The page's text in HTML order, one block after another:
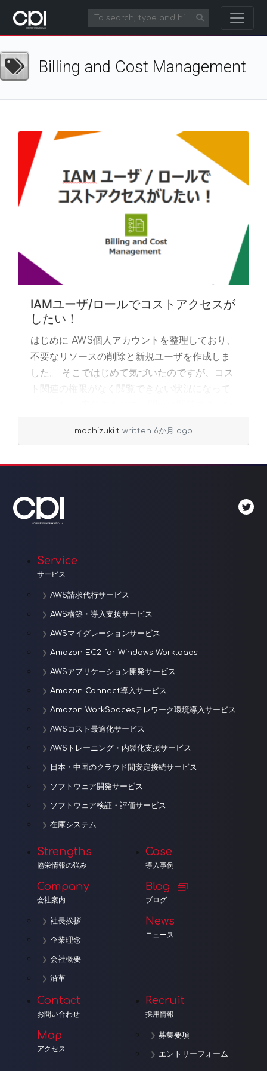
Billing and Cost Management
IAMユーザ/ロールでコストアクセスが
したい！
はじめに AWS個人アカウントを整理しており、
不要なリソースの削除と新規ユーザを作成しま
した。 そこではじめて気づいたのですが、コス
ト関連の権限がなく閲覧できない状況になって
mochizuki.t written 6か月 ago
Service
サービス
AWS請求代行サービス
AWS構築・導入支援サービス
AWSマイグレーションサービス
Amazon EC2 for Windows Workloads
AWSアプリケーション開発サービス
Amazon Connect導入サービス
Amazon WorkSpacesテレワーク環境導入サービス
AWSコスト最適化サービス
AWSトレーニング・内製化支援サービス
日本・中国のクラウド間安定接続サービス
ソフトウェア開発サービス
ソフトウェア検証・評価サービス
在庫システム
Strengths
協栄情報の強み
Company
会社案内
社長挨拶
企業理念
会社概要
沿革
Case
導入事例
Blog
ブログ
News
ニュース
Contact
お問い合わせ
Map
アクセス
Recruit
採用情報
募集要項
エントリーフォーム